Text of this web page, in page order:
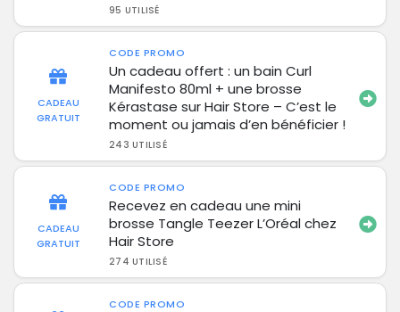
95 UTILISÉ
CADEAU
GRATUIT
CODE PROMO
Un cadeau offert : un bain Curl
Manifesto 80ml + une brosse
Kérastase sur Hair Store – C’est le
moment ou jamais d’en bénéficier !
243 UTILISÉ
CADEAU
GRATUIT
CODE PROMO
Recevez en cadeau une mini
brosse Tangle Teezer L’Oréal chez
Hair Store
274 UTILISÉ
CODE PROMO